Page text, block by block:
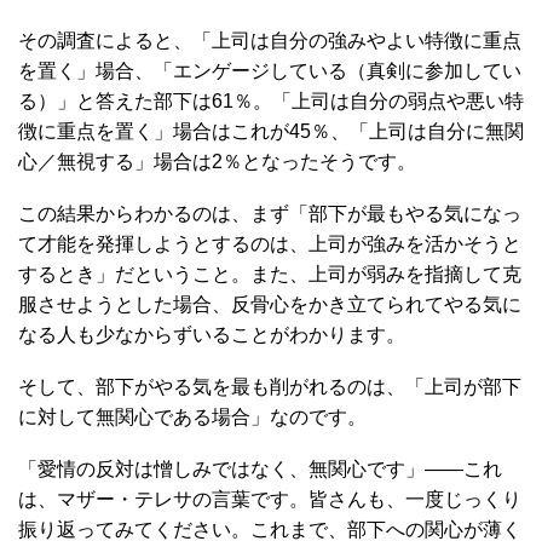
その調査によると、「上司は自分の強みやよい特徴に重点
を置く」場合、「エンゲージしている（真剣に参加してい
る）」と答えた部下は61％。「上司は自分の弱点や悪い特
徴に重点を置く」場合はこれが45％、「上司は自分に無関
心／無視する」場合は2％となったそうです。
この結果からわかるのは、まず「部下が最もやる気になっ
て才能を発揮しようとするのは、上司が強みを活かそうと
するとき」だということ。また、上司が弱みを指摘して克
服させようとした場合、反骨心をかき立てられてやる気に
なる人も少なからずいることがわかります。
そして、部下がやる気を最も削がれるのは、「上司が部下
に対して無関心である場合」なのです。
「愛情の反対は憎しみではなく、無関心です」――これ
は、マザー・テレサの言葉です。皆さんも、一度じっくり
振り返ってみてください。これまで、部下への関心が薄く